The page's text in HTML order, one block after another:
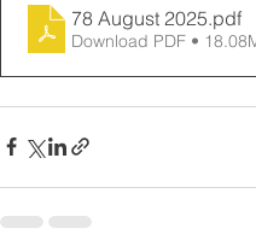
78 August 2025.pdf
Download PDF •